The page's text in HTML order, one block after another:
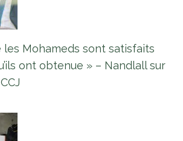
les Mohameds sont satisfaits
ont obtenue » – Nandlall sur